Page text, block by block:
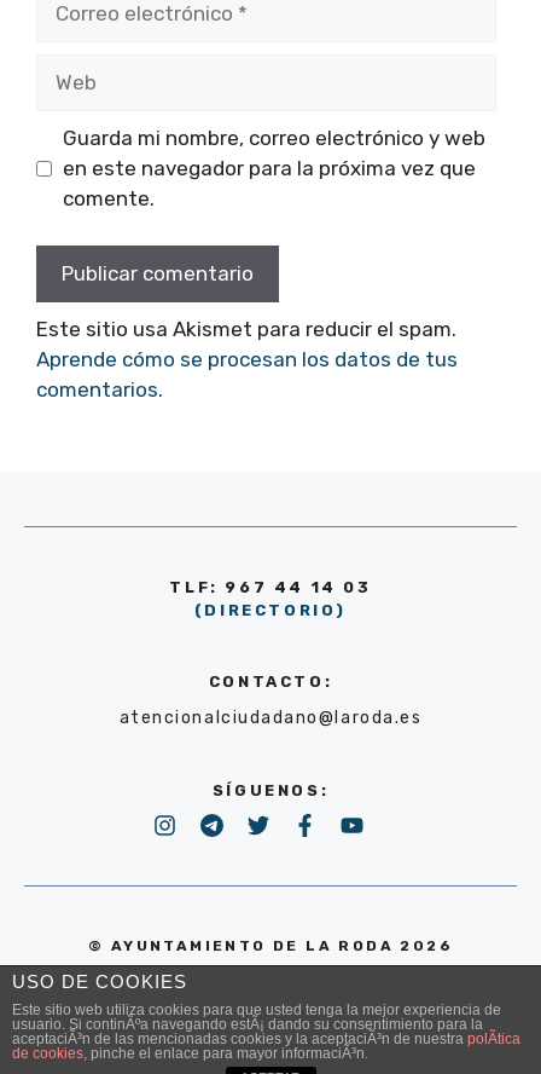
Guarda mi nombre, correo electrónico y web
en este navegador para la próxima vez que
comente.
Este sitio usa Akismet para reducir el spam.
Aprende cómo se procesan los datos de tus
comentarios.
TLF: 967 44 14 03
(DIRECTORIO)
CONTACTO:
atencionalciudadano@laroda.es
SÍGUENOS:
© AYUNTAMIENTO DE LA RODA 2026
POLÍTICA DE PRIVACIDAD
USO DE COOKIES
Este sitio web utiliza cookies para que usted tenga la mejor experiencia de
usuario. Si continÃºa navegando estÃ¡ dando su consentimiento para la
aceptaciÃ³n de las mencionadas cookies y la aceptaciÃ³n de nuestra polÃ­tica
de cookies, pinche el enlace para mayor informaciÃ³n.